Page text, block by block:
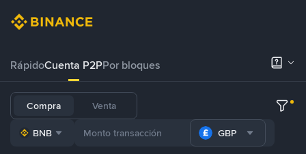
RápidoCuenta P2PPor bloques
Compra Venta
BNB GBP